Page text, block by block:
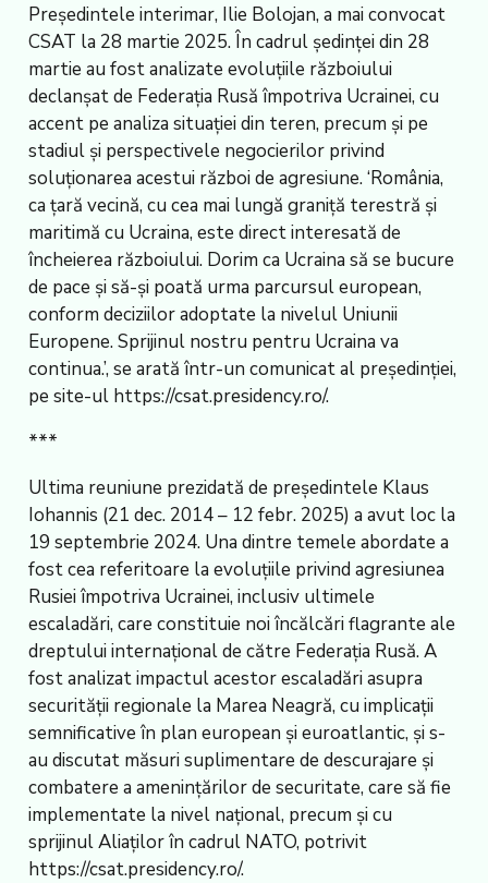
Președintele interimar, Ilie Bolojan, a mai convocat
CSAT la 28 martie 2025. În cadrul ședinței din 28
martie au fost analizate evoluțiile războiului
declanșat de Federația Rusă împotriva Ucrainei, cu
accent pe analiza situației din teren, precum și pe
stadiul și perspectivele negocierilor privind
soluționarea acestui război de agresiune. ‘România,
ca țară vecină, cu cea mai lungă graniță terestră și
maritimă cu Ucraina, este direct interesată de
încheierea războiului. Dorim ca Ucraina să se bucure
de pace și să-și poată urma parcursul european,
conform deciziilor adoptate la nivelul Uniunii
Europene. Sprijinul nostru pentru Ucraina va
continua.’, se arată într-un comunicat al președinției,
pe site-ul https://csat.presidency.ro/.
***
Ultima reuniune prezidată de președintele Klaus
Iohannis (21 dec. 2014 – 12 febr. 2025) a avut loc la
19 septembrie 2024. Una dintre temele abordate a
fost cea referitoare la evoluțiile privind agresiunea
Rusiei împotriva Ucrainei, inclusiv ultimele
escaladări, care constituie noi încălcări flagrante ale
dreptului internațional de către Federația Rusă. A
fost analizat impactul acestor escaladări asupra
securității regionale la Marea Neagră, cu implicații
semnificative în plan european și euroatlantic, și s-
au discutat măsuri suplimentare de descurajare și
combatere a amenințărilor de securitate, care să fie
implementate la nivel național, precum și cu
sprijinul Aliaților în cadrul NATO, potrivit
https://csat.presidency.ro/.